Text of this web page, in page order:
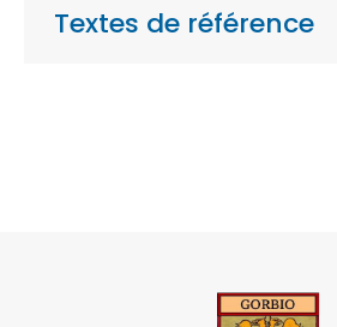
Textes de référence